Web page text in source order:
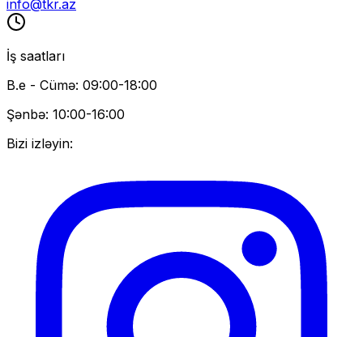
info@tkr.az
İş saatları
B.e - Cümə: 09:00-18:00
Şənbə: 10:00-16:00
Bizi izləyin: